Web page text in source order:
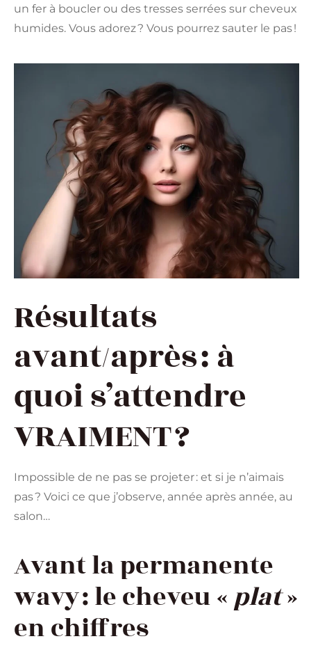
un fer à boucler ou des tresses serrées sur cheveux
humides. Vous adorez ? Vous pourrez sauter le pas !
Résultats
avant/après : à
quoi s’attendre
VRAIMENT ?
Impossible de ne pas se projeter : et si je n’aimais
pas ? Voici ce que j’observe, année après année, au
salon…
Avant la permanente
wavy : le cheveu «plat»
en chiffres